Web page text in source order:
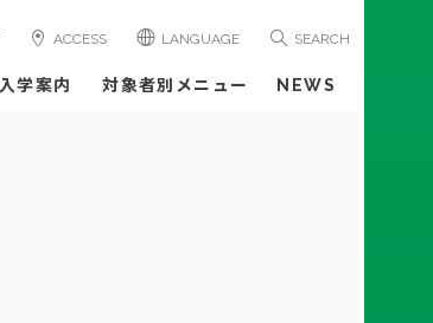
ACCESS LANGUAGE SEARCH
入学案内 対象者別メニュー NEWS